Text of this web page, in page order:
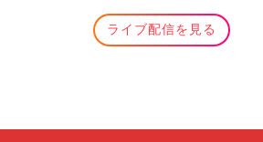
ライブ配信を見る